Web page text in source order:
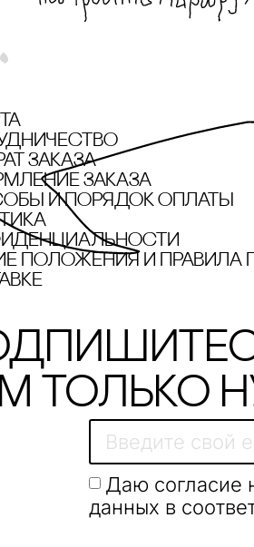
заказа
заказа
и порядок оплаты
положения и правила
только
Даю согласие
данных в